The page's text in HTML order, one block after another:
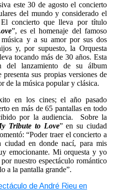
este 30 de agosto el concierto
del mundo y considerado el
concierto que lleva por título
”, es el homenaje del famoso
y a su amor por sus dos
y, por supuesto, la Orquesta
tocando más de 30 años. Esta
del lanzamiento de su álbum
sus propias versiones de
de la música popular y clásica.
en los cines; el año pasado
en más de 65 pantallas en todo
por la audiencia. Sobre la
Tribute to Love” en su ciudad
“Poder traer el concierto a
ciudad en donde nací, para mis
emocionante. Mi orquesta y yo
nuestro espectáculo romántico
a la pantalla grande”.
de André Rieu en